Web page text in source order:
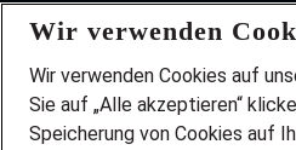
FAQ
Wir stellen ein!
DEINE BERUFSGRUPPE
DEINE LEBENSSITUATION
Wir verwenden
Wir verwenden Cookies auf
Sie auf „Alle akzeptieren“
Speicherung von Cookies auf